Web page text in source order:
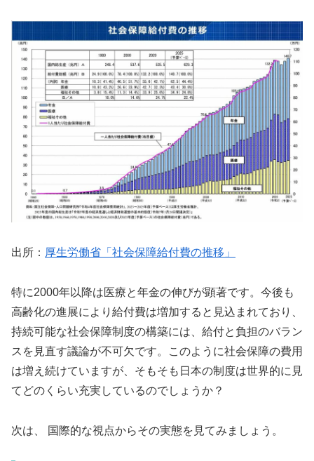
出所： 厚生労働省「社会保障給付費の推移」
特に2000年以降は医療と年金の伸びが顕著です。今後も
高齢化の進展により給付費は増加すると見込まれており、
持続可能な社会保障制度の構築には、給付と負担のバラン
スを見直す議論が不可欠です。このように社会保障の費用
は増え続けていますが、そもそも日本の制度は世界的に見
てどのくらい充実しているのでしょうか？
次は、 国際的な視点からその実態を見てみましょう。